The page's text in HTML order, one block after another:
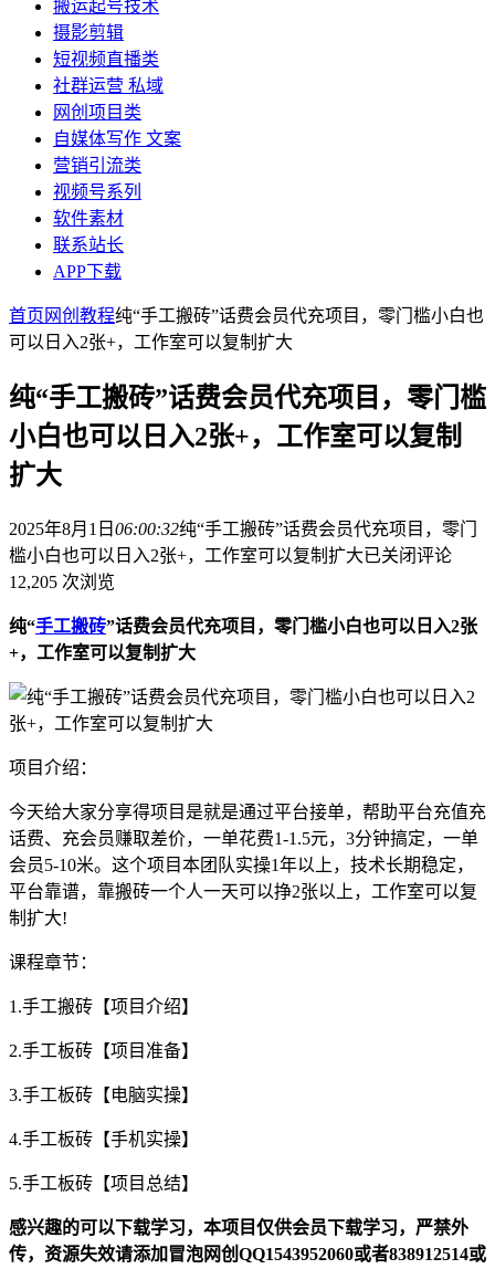
搬运起号技术
摄影剪辑
短视频直播类
社群运营 私域
网创项目类
自媒体写作 文案
营销引流类
视频号系列
软件素材
联系站长
APP下载
首页 网创教程纯“手工搬砖”话费会员代充项目，零门槛小白也
可以日入2张+，工作室可以复制扩大
纯“手工搬砖”话费会员代充项目，零门槛
小白也可以日入2张+，工作室可以复制
扩大
2025年8月1日 06:00:32纯“手工搬砖”话费会员代充项目，零门
槛小白也可以日入2张+，工作室可以复制扩大已关闭评论
12,205 次浏览
纯“手工搬砖”话费会员代充项目，零门槛小白也可以日入2张
+，工作室可以复制扩大
项目介绍：
今天给大家分享得项目是就是通过平台接单，帮助平台充值充
话费、充会员赚取差价，一单花费1-1.5元，3分钟搞定，一单
会员5-10米。这个项目本团队实操1年以上，技术长期稳定，
平台靠谱，靠搬砖一个人一天可以挣2张以上，工作室可以复
制扩大!
课程章节：
1.手工搬砖【项目介绍】
2.手工板砖【项目准备】
3.手工板砖【电脑实操】
4.手工板砖【手机实操】
5.手工板砖【项目总结】
感兴趣的可以下载学习，本项目仅供会员下载学习，严禁外
传，资源失效请添加冒泡网创QQ1543952060或者838912514或